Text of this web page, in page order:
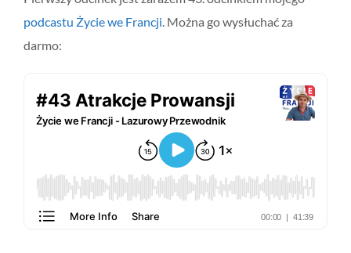
podcastu Życie we Francji . Można go wysłuchać za
darmo: